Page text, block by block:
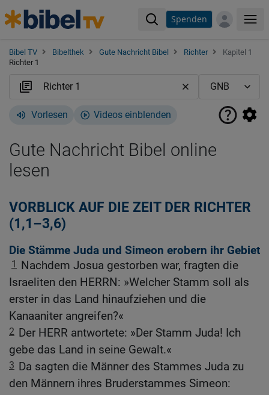
Spenden
Bibel TV Bibelthek Gute Nachricht Bibel Richter
Kapitel 1
Richter 1
Vorlesen Videos einblenden
Gute Nachricht Bibel online
lesen
VORBLICK AUF DIE ZEIT DER RICHTER
(1,1–3,6)
Die Stämme Juda und Simeon erobern ihr Gebiet
1
Nachdem Josua gestorben war, fragten die
Israeliten den HERRN: »Welcher Stamm soll als
erster in das Land hinaufziehen und die
Kanaaniter angreifen?«
2 Der HERR antwortete: »Der Stamm Juda! Ich
gebe das Land in seine Gewalt.«
3 Da sagten die Männer des Stammes Juda zu
den Männern ihres Bruderstammes Simeon: